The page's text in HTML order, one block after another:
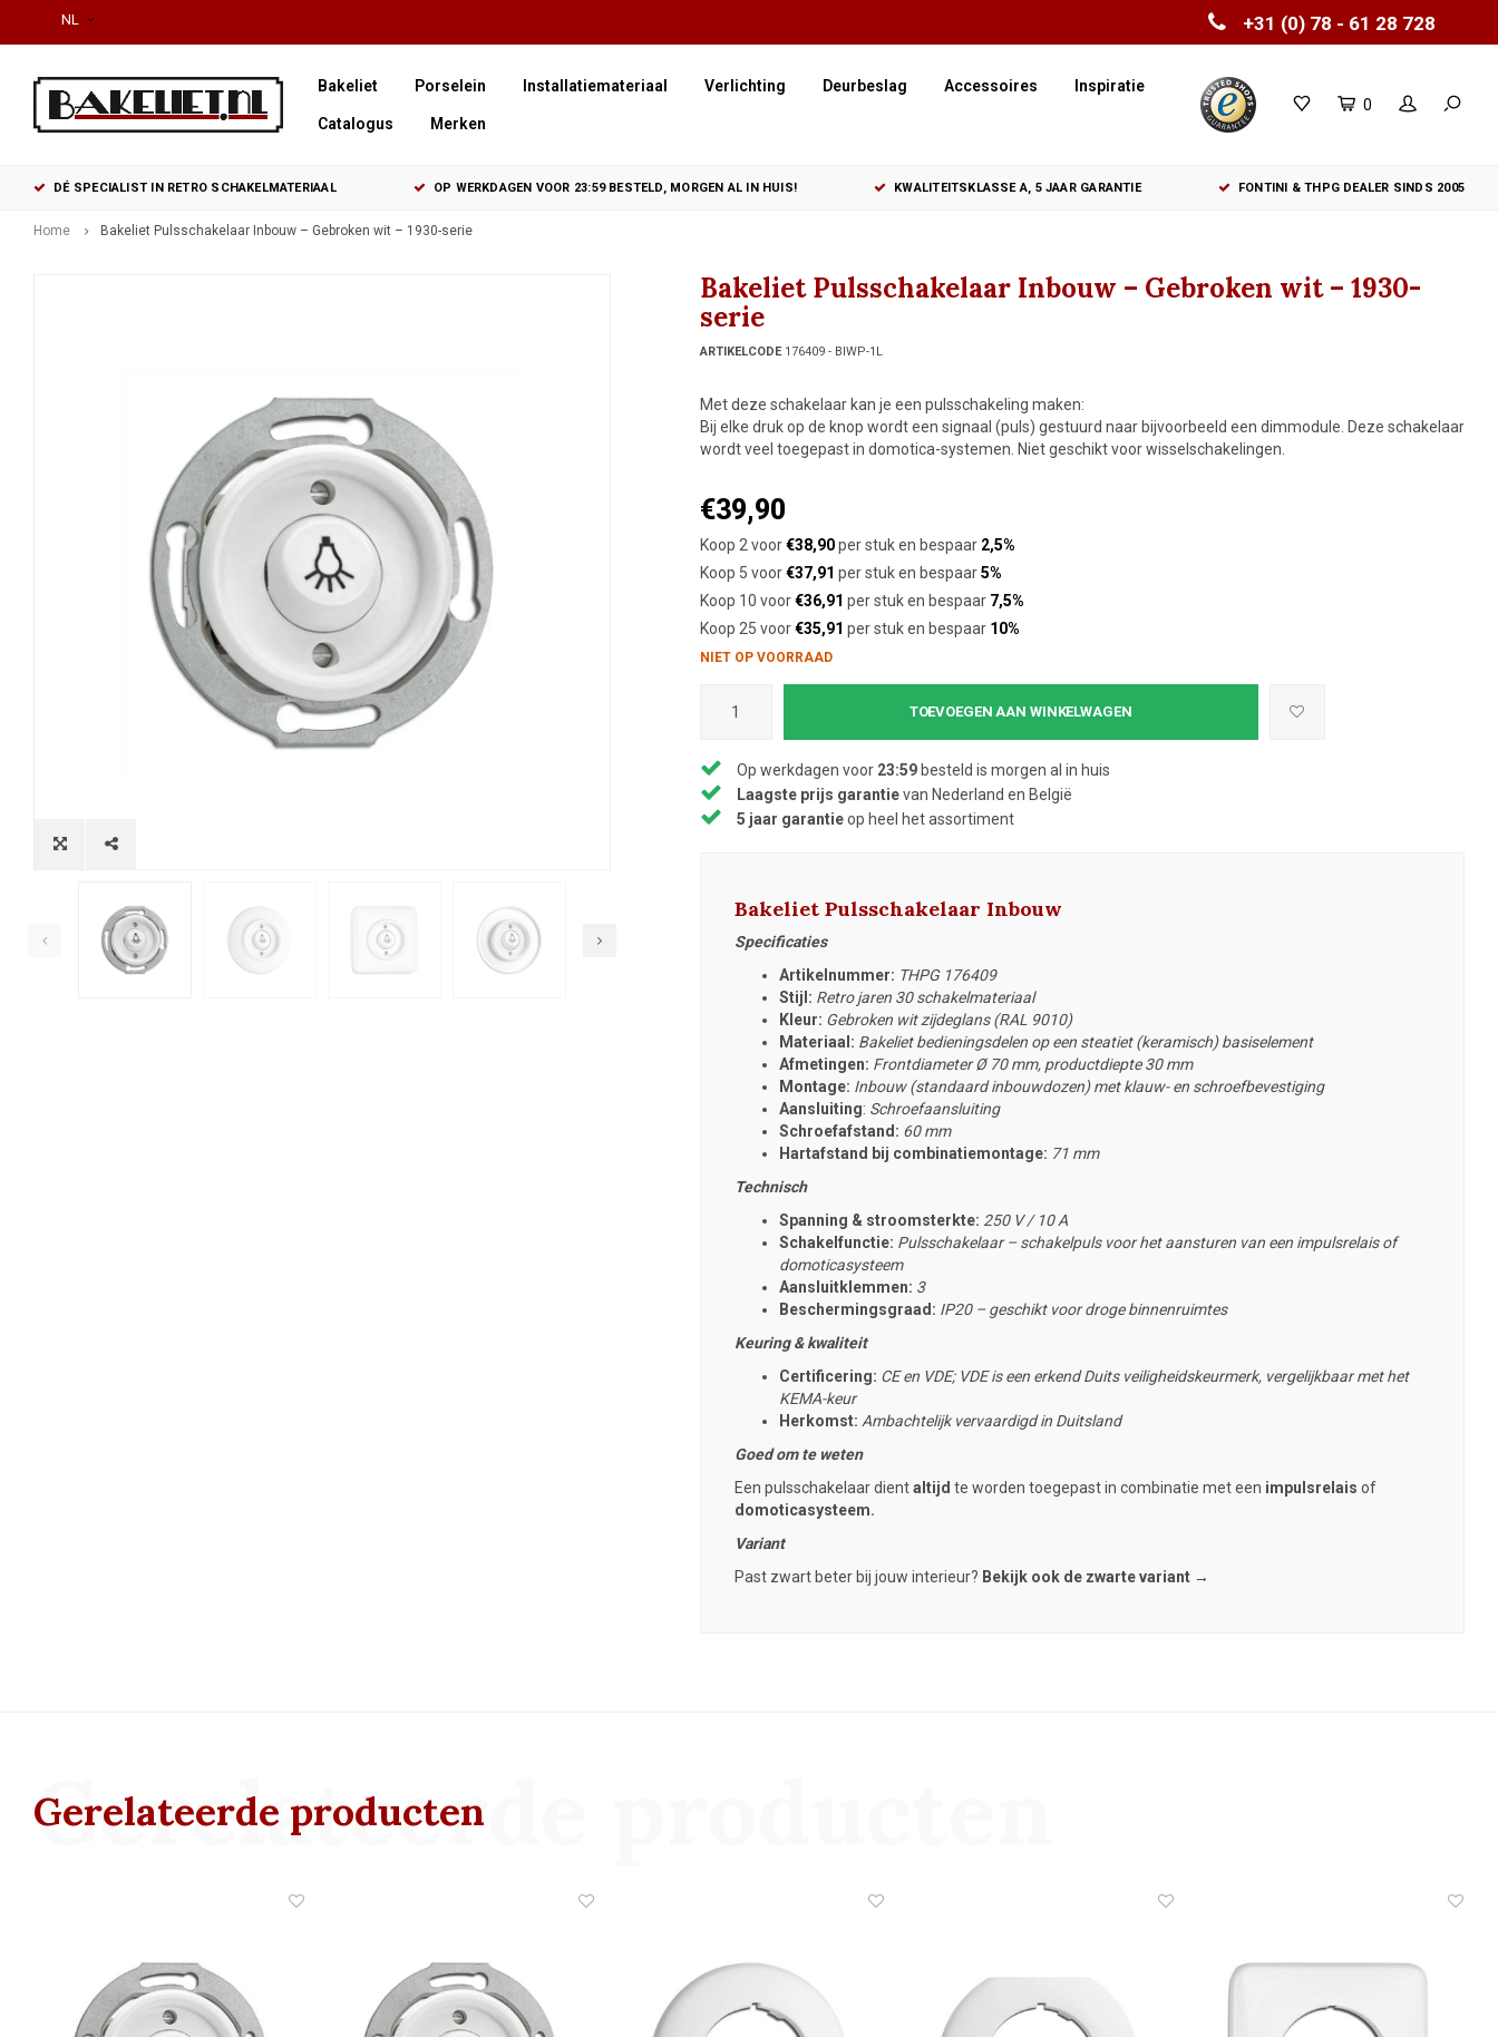
+31 (0) 78 - 61 28 728
NL
Bakeliet Porselein Installatiemateriaal Verlichting Deurbeslag Accessoires Inspiratie
Catalogus Merken
0
DÉ SPECIALIST IN RETRO SCHAKELMATERIAAL OP WERKDAGEN VOOR 23:59 BESTELD, MORGEN AL IN HUIS! KWALITEITSKLASSE A, 5 JAAR GARANTIE FONTINI & THPG DEALER SINDS 2005
Home Bakeliet Pulsschakelaar Inbouw – Gebroken wit – 1930-serie
Bakeliet Pulsschakelaar Inbouw – Gebroken wit – 1930-
serie
ARTIKELCODE176409 - BIWP-1L
Met deze schakelaar kan je een pulsschakeling maken:
Bij elke druk op de knop wordt een signaal (puls) gestuurd naar bijvoorbeeld een dimmodule. Deze schakelaar
wordt veel toegepast in domotica-systemen. Niet geschikt voor wisselschakelingen.
€39,90
Koop 2 voor€38,90per stuk en bespaar 2,5%
Koop 5 voor€37,91 per stuk en bespaar5%
Koop 10 voor€36,91 per stuk en bespaar 7,5%
Koop 25 voor€35,91 per stuk en bespaar 10%
NIET OP VOORRAAD
TOEVOEGEN AAN WINKELWAGEN
Op werkdagen voor 23:59besteld is morgen al in huis
Laagste prijs garantievan Nederland en België
5 jaar garantieop heel het assortiment
Bakeliet Pulsschakelaar Inbouw
Specificaties
Artikelnummer: THPG 176409
Stijl: Retro jaren 30 schakelmateriaal
Kleur: Gebroken wit zijdeglans (RAL 9010)
Materiaal: Bakeliet bedieningsdelen op een steatiet (keramisch) basiselement
Afmetingen: Frontdiameter Ø 70 mm, productdiepte 30 mm
Montage: Inbouw (standaard inbouwdozen) met klauw- en schroefbevestiging
Aansluiting: Schroefaansluiting
Schroefafstand: 60 mm
Hartafstand bij combinatiemontage: 71 mm
Technisch
Spanning & stroomsterkte: 250 V / 10 A
Schakelfunctie: Pulsschakelaar – schakelpuls voor het aansturen van een impulsrelais of
domoticasysteem
Aansluitklemmen: 3
Beschermingsgraad: IP20 – geschikt voor droge binnenruimtes
Keuring & kwaliteit
Certificering: CE en VDE; VDE is een erkend Duits veiligheidskeurmerk, vergelijkbaar met het
KEMA-keur
Herkomst: Ambachtelijk vervaardigd in Duitsland
Goed om te weten
Een pulsschakelaar dientaltijd te worden toegepast in combinatie met een impulsrelais of
domoticasysteem.
Variant
Past zwart beter bij jouw interieur? Bekijk ook de zwarte variant →
Gerelateerde producten
Gerelateerde producten